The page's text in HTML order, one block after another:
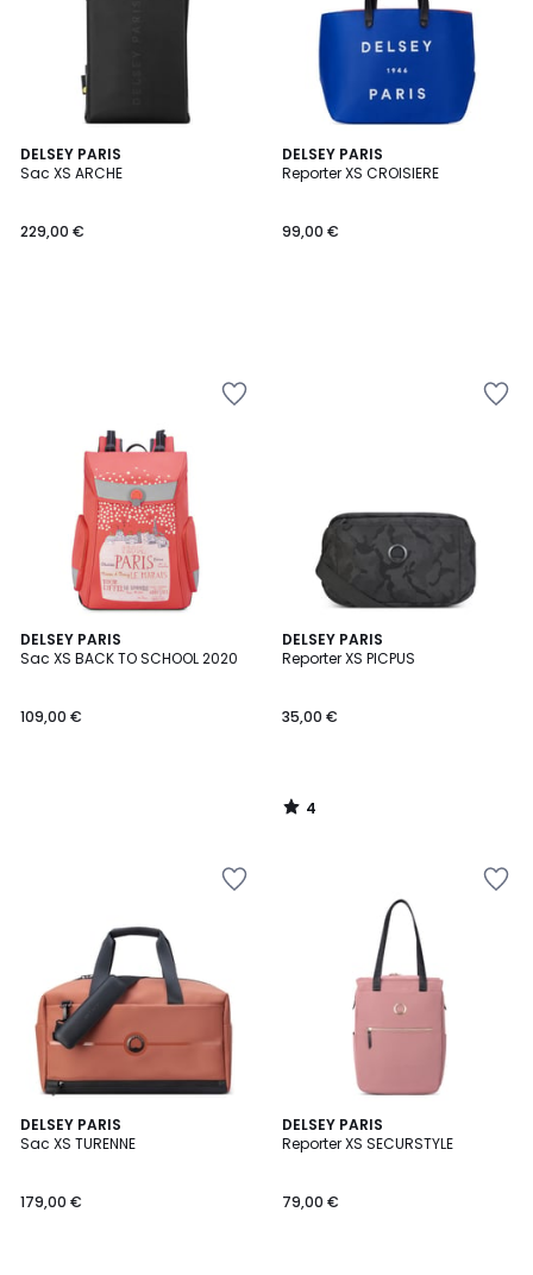
DELSEY PARIS
Sac XS ARCHE
229,00 €
DELSEY PARIS
Reporter XS CROISIERE
99,00 €
DELSEY PARIS
Sac XS BACK TO SCHOOL 2020
109,00 €
DELSEY PARIS
Reporter XS PICPUS
35,00 €
4
/
4
/
DELSEY PARIS
Sac XS TURENNE
179,00 €
DELSEY PARIS
Reporter XS SECURSTYLE
79,00 €